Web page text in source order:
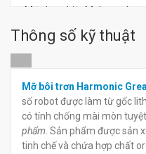
Mỡ chịu nhiệt Molygraph
0đ
Thông số kỹ thuật
Mỡ bôi trơn Harmonic
số robot được làm từ gốc
có tính chống mài mòn
phẩm . Sản phẩm được sản
tinh chế và chứa hợp chất